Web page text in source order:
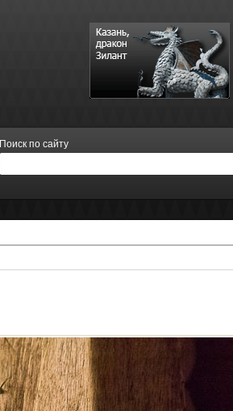
Поиск по сайту